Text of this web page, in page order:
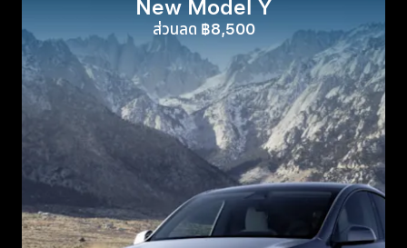
New Model Y
ส่วนลด ฿8,500